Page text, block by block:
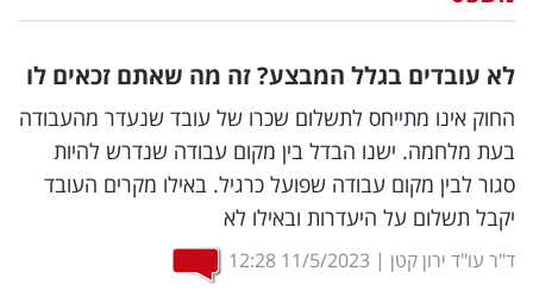
וטק
שיווק
ופרסום
לא עובדים בגלל המבצע? זה מה שאתם זכאים לו
החוק אינו מתייחס לתשלום שכרו של עובד שנעדר מהעבודה
בעת מלחמה. ישנו הבדל בין מקום עבודה שנדרש להיות
סגור לבין מקום עבודה שפועל כרגיל. באילו מקרים העובד
יקבל תשלום על היעדרות ובאילו לא
ד"ר עו"ד ירון קטן |
11/5/2023
12:28